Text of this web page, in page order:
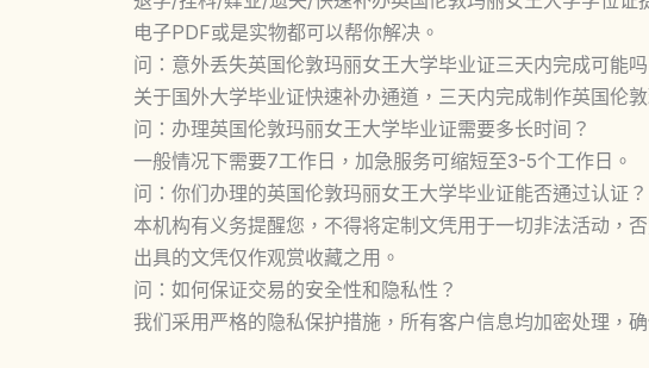
电子PDF或是实物都可以帮你解决。
问：意外丢失英国伦敦玛丽女王大学毕业证三天内完成可能吗
关于国外大学毕业证快速补办通道，三天内完成制作英国伦
问：办理英国伦敦玛丽女王大学毕业证需要多长时间？
一般情况下需要7工作日，加急服务可缩短至3-5个工作日。
问：你们办理的英国伦敦玛丽女王大学毕业证能否通过认证？
本机构有义务提醒您，不得将定制文凭用于一切非法活动，
出具的文凭仅作观赏收藏之用。
问：如何保证交易的安全性和隐私性？
我们采用严格的隐私保护措施，所有客户信息均加密处理，